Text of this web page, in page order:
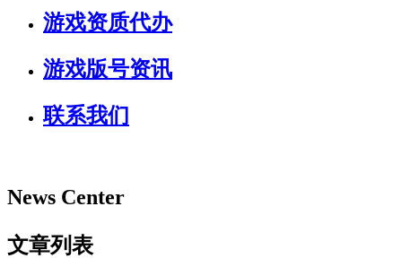
游戏资质代办
游戏版号资讯
联系我们
News Center
文章列表